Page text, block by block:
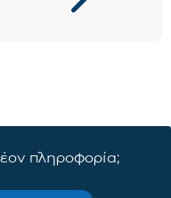
πληροφορία;